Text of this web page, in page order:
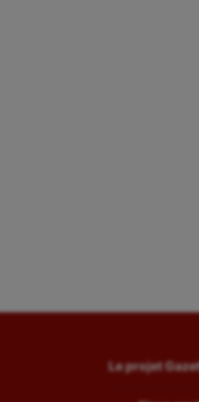
Le projet